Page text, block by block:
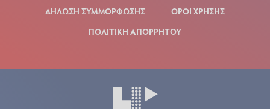
ΔΗΛΩΣΗ ΣΥΜΜΟΡΦΩΣΗΣ
ΟΡΟΙ ΧΡΗΣΗΣ
ΠΟΛΙΤΙΚΗ ΑΠΟΡΡΗΤΟΥ